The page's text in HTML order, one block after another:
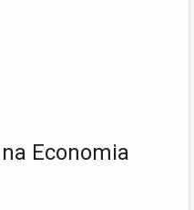
Economia